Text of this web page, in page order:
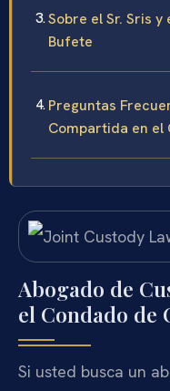
Sobre el Sr. Sris
Bufete
Preguntas
Compartida en el
Abogado de
el Condado de
Si usted busca un